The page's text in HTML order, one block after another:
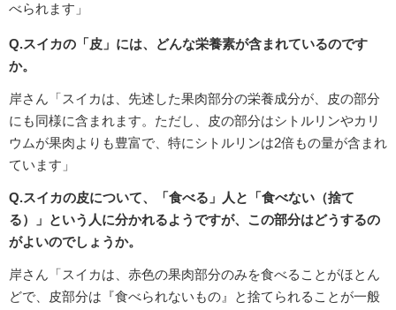
べられます」
Q.スイカの「皮」には、どんな栄養素が含まれているのです
か。
岸さん「スイカは、先述した果肉部分の栄養成分が、皮の部分
にも同様に含まれます。ただし、皮の部分はシトルリンやカリ
ウムが果肉よりも豊富で、特にシトルリンは2倍もの量が含まれ
ています」
Q.スイカの皮について、「食べる」人と「食べない（捨て
る）」という人に分かれるようですが、この部分はどうするの
がよいのでしょうか。
岸さん「スイカは、赤色の果肉部分のみを食べることがほとん
どで、皮部分は『食べられないもの』と捨てられることが一般